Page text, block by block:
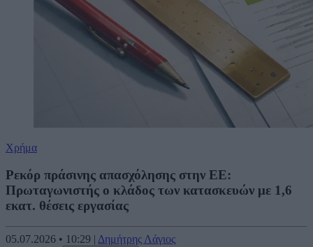
Χρήμα
Ρεκόρ πράσινης απασχόλησης στην ΕΕ:
Πρωταγωνιστής ο κλάδος των κατασκευών με 1,6
εκατ. θέσεις εργασίας
05.07.2026 • 10:29 | Δημήτρης Λάγιος